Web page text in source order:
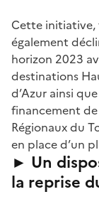
Cette initiative,
également
horizon 2023
destinations
d’Azur ainsi
financement
Régionaux du
en place d’un
► Un
la reprise